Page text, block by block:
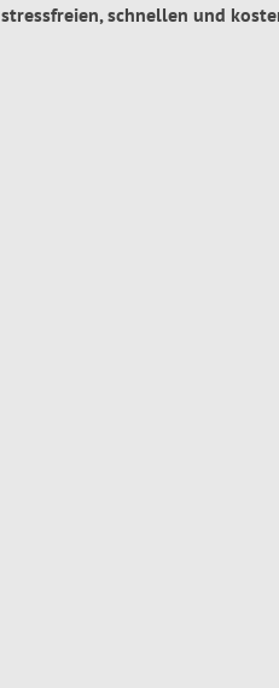
stressfreien, schnellen und